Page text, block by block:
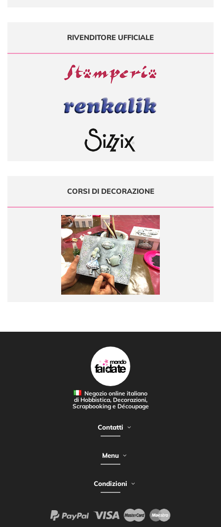
RIVENDITORE UFFICIALE
CORSI DI DECORAZIONE
Negozio online italiano
di Hobbistica, Decorazioni,
Scrapbooking e Découpage
Contatti
Menu
Condizioni